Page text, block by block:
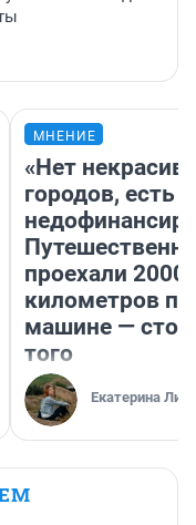
МНЕНИЕ
«Нет
городов, есть
проехали 2000
километров по
машине —
того
Екатерина